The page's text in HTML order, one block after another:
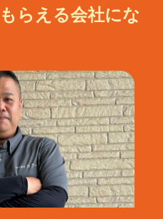
らえる会社にな